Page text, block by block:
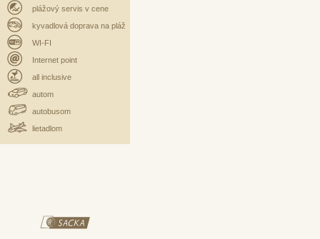
plážový servis v cene
kyvadlová doprava na pláž
WI-FI
Internet point
all inclusive
autom
autobusom
lietadlom